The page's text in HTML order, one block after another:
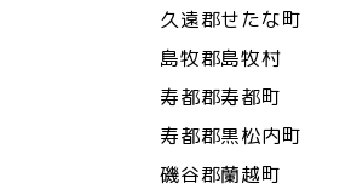
久遠郡せたな町
島牧郡島牧村
寿都郡寿都町
寿都郡黒松内町
磯谷郡蘭越町